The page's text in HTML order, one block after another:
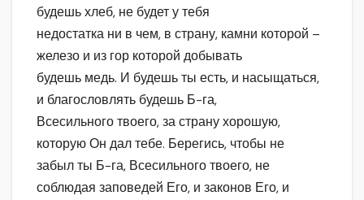
будешь хлеб, не будет у тебя
недостатка ни в чем, в страну, камни которой –
железо и из гор которой добывать
будешь медь. И будешь ты есть, и насыщаться,
и благословлять будешь Б-га,
Всесильного твоего, за страну хорошую,
которую Он дал тебе. Берегись, чтобы не
забыл ты Б-га, Всесильного твоего, не
соблюдая заповедей Его, и законов Его, и